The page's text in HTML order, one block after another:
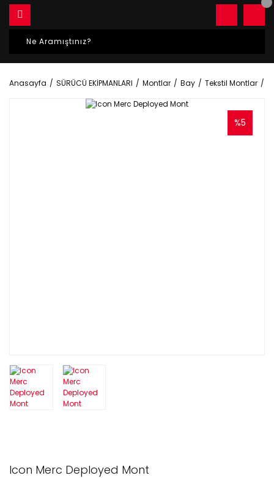
Anasayfa SÜRÜCÜ EKİPMANLARI Montlar Bay Tekstil Montlar
%5
Icon Merc Deployed Mont